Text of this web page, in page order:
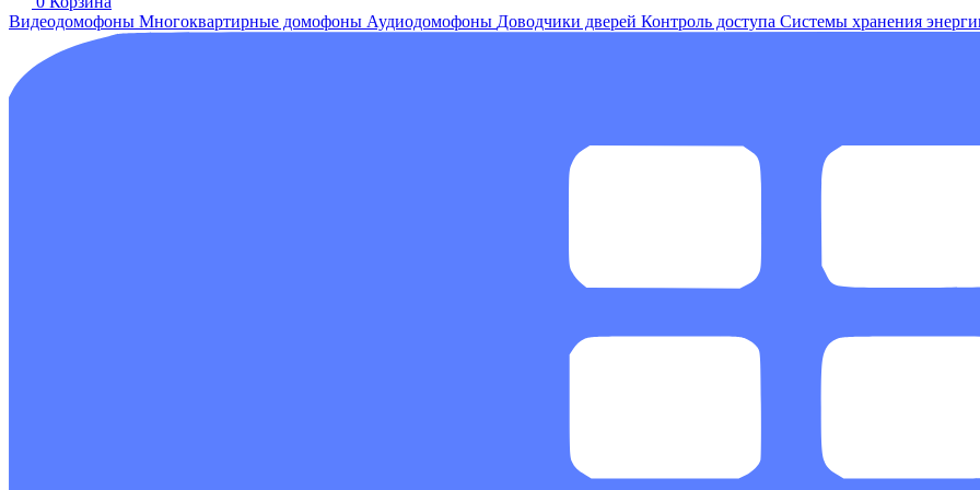
Видеодомофоны Многоквартирные домофоны Аудиодомофоны Доводчики дверей Контроль доступа Системы хранения